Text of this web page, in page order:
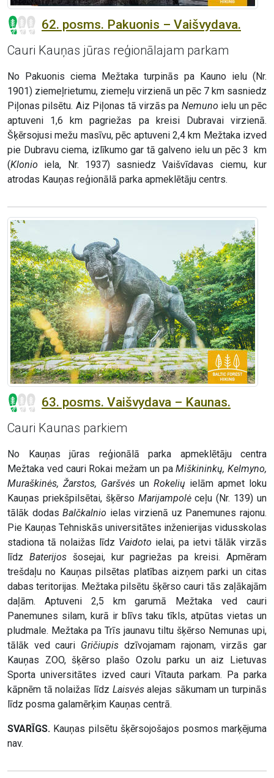
62. posms. Pakuonis – Vaišvydava.
Cauri Kauņas jūras reģionālajam parkam
No Pakuonis ciema Mežtaka turpinās pa Kauno ielu (Nr.
1901) ziemeļrietumu, ziemeļu virzienā un pēc 7 km sasniedz
Piļonas pilsētu. Aiz Piļonas tā virzās pa Nemuno ielu un pēc
aptuveni 1,6 km pagriežas pa kreisi Dubravai virzienā.
Šķērsojusi mežu masīvu, pēc aptuveni 2,4 km Mežtaka izved
pie Dubravu ciema, izlīkumo gar tā galveno ielu un pēc 3 km
(Klonio iela, Nr. 1937) sasniedz Vaišvīdavas ciemu, kur
atrodas Kauņas reģionālā parka apmeklētāju centrs.
63. posms. Vaišvydava – Kaunas.
Cauri Kaunas parkiem
No Kauņas jūras reģionālā parka apmeklētāju centra
Mežtaka ved cauri Rokai mežam un paMiškininkų, Kelmyno,
Muraškinės, Žarstos, Garšvės un Rokelių ielām apmet loku
Kauņas priekšpilsētai, šķērso Marijampolėceļu (Nr. 139) un
tālāk dodasBalčkalnio ielas virzienā uz Panemunes rajonu.
Pie Kauņas Tehniskās universitātes inženierijas vidusskolas
stadiona tā nolaižas līdz Vaidoto ielai, pa ietvi tālāk virzās
līdz Baterijosšosejai, kur pagriežas pa kreisi. Apmēram
trešdaļu no Kauņas pilsētas platības aizņem parki un citas
dabas teritorijas. Mežtaka pilsētu šķērso cauri tās zaļākajām
daļām. Aptuveni 2,5 km garumā Mežtaka ved cauri
Panemunes silam, kurā ir blīvs taku tīkls, atpūtas vietas un
pludmale. Mežtaka pa Trīs jaunavu tiltu šķērso Nemunas upi,
tālāk ved cauri Gričiupis dzīvojamam rajonam, virzās gar
Kauņas ZOO, šķērso plašo Ozolu parku un aiz Lietuvas
Sporta universitātes izved cauri Vītauta parkam. Pa parka
kāpnēm tā nolaižas līdz Laisvėsalejas sākumam un turpinās
līdz posma galamērķim Kauņas centrā.
SVARĪGS. Kauņas pilsētu šķērsojošajos posmos marķējuma
nav.